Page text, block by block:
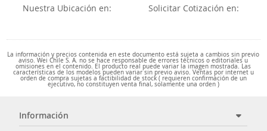
Nuestra Ubicación en: Solicitar Cotización en:
La información y precios contenida en este documento está sujeta a cambios sin previo
aviso. Wei Chile S. A. no se hace responsable de errores técnicos o editoriales u
omisiones en el contenido. El producto real puede variar la imagen mostrada. Las
características de los modelos pueden variar sin previo aviso. Ventas por internet u
orden de compra sujetas a factibilidad de stock ( requieren confirmación de un
ejecutivo, no constituyen venta final, solamente una orden )
Información